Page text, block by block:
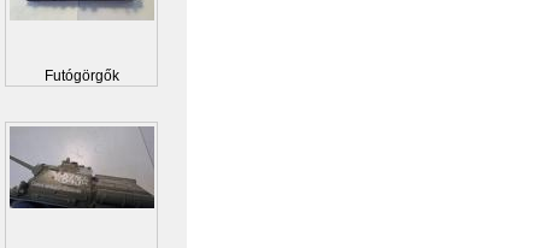
Futógörgők